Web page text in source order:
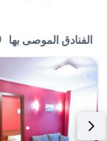
الفنادق الموصى بها